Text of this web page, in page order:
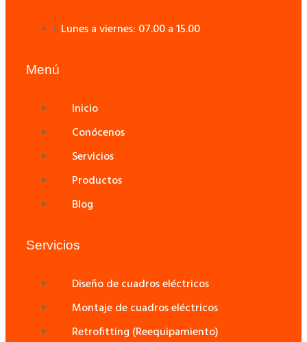
Lunes a viernes: 07.00 a 15.00
Menú
Inicio
Conócenos
Servicios
Productos
Blog
Servicios
Diseño de cuadros eléctricos
Montaje de cuadros eléctricos
Retrofitting (Reequipamiento)